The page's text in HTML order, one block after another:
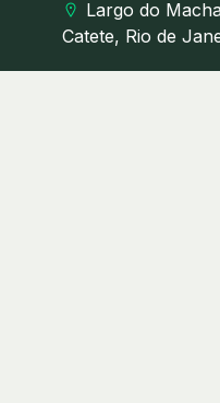
Largo do
Catete, Rio de